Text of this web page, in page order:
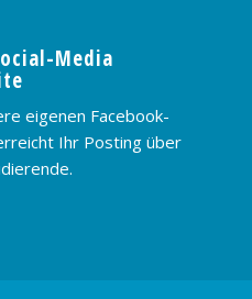
KONTAKT
Media
eigenen Facebook-
Ihr Posting über